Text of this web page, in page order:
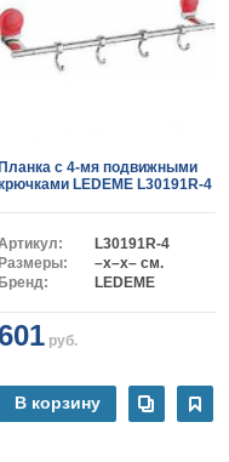
Планка с 4-мя подвижными
LEDEME L30191R-4
L30191R-4
Размеры:
–x–x– см.
Бренд:
LEDEME
руб.
В корзину